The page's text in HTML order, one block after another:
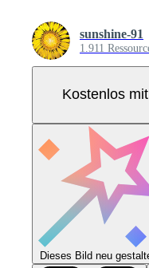
sunshine-91
1.911
Kostenlos
Dieses Bild neu